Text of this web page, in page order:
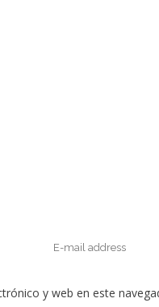
y web en este